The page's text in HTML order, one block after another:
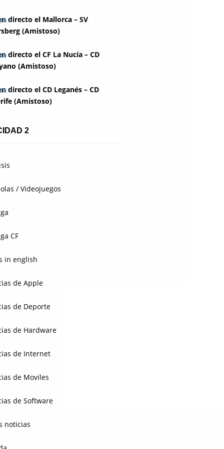
directo el Mallorca – SV
(Amistoso)
directo el CF La Nucía – CD
(Amistoso)
directo el CD Leganés – CD
(Amistoso)
2
/ Videojuegos
CF
in english
de Apple
de Deporte
de Hardware
de Internet
de Moviles
de Software
noticias